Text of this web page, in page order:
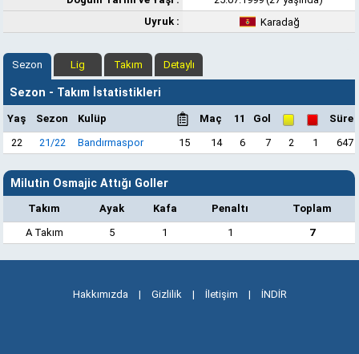
Uyruk :
Karadağ
Sezon Lig Takım Detaylı
Sezon - Takım İstatistikleri
Yaş Sezon Kulüp Maç 11 Gol
Süre
22
21/22 Bandırmaspor 15 14 6 7 2 1 647
Milutin Osmajic Attığı Goller
Takım Ayak Kafa Penaltı
Toplam
A Takım
5 1 1 7
Hakkımızda | Gizlilik | İletişim | İNDİR